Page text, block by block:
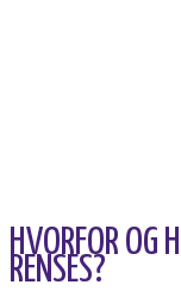
HVORFOR OG
RENSES?